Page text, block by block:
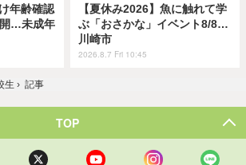
年齢確認
…未成年
【夏休み2026】魚に触れて学
ぶ「おさかな」イベント8/8…
川崎市
2026.8.7 Fri 10:45
生 › 記事
TOP